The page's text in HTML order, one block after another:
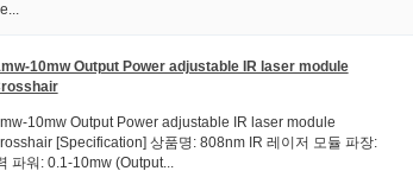
10mw Output Power adjustable IR laser module
10mw Output Power adjustable IR laser module
[Specification] 상품명: 808nm IR 레이저 모듈 파장:
파워: 0.1-10mw (Output...